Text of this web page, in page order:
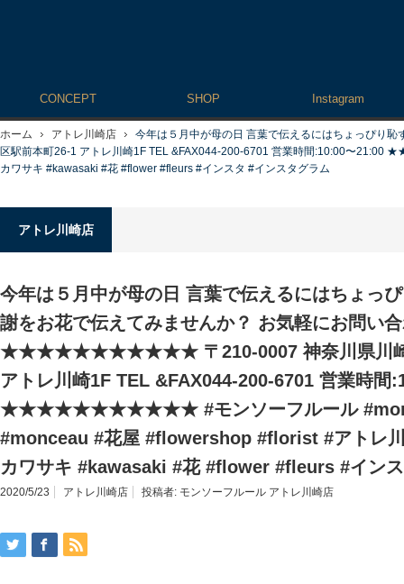
CONCEPT SHOP Instagram
ホーム アトレ川崎店
今年は５月中が母の日 言葉で伝えるにはちょっぴ
区駅前本町26-1 アトレ川崎1F TEL &FAX044-200-6701 営業時間:10:00〜
カワサキ #kawasaki #花 #flower #fleurs #インスタ #インスタグラム
アトレ川崎店
今年は５月中が母の日 言葉で伝えるにはちょっ
謝をお花で伝えてみませんか？ お気軽にお問い
★★★★★★★★★★★ 〒210-0007 神奈川県川崎
アトレ川崎1F TEL &FAX044-200-6701 営業時間
★★★★★★★★★★★ #モンソーフルール
#monceau #花屋 #flowershop #florist #アトレ
カワサキ #kawasaki #花 #flower #fleurs #イン
2020/5/23 アトレ川崎店 投稿者: モンソーフルール アトレ川崎店